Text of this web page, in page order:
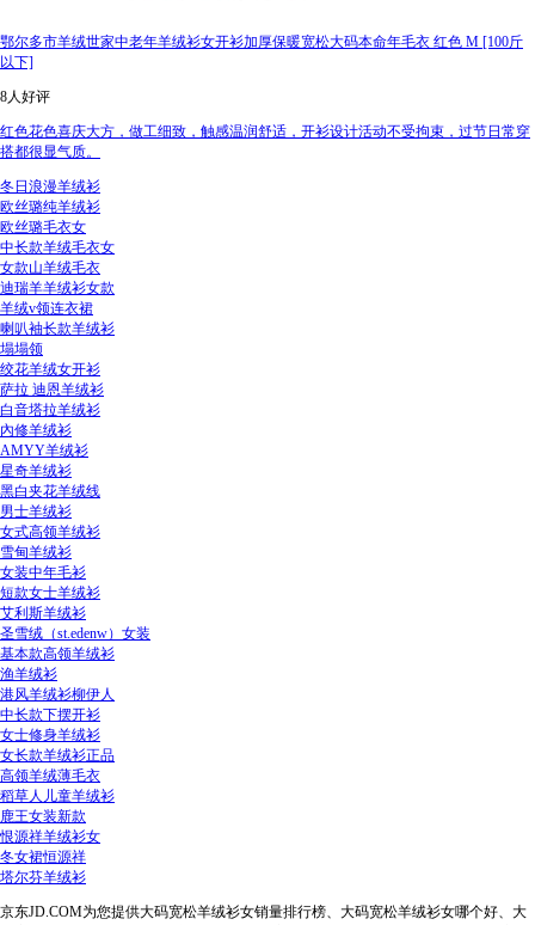
鄂尔多市羊绒世家中老年羊绒衫女开衫加厚保暖宽松大码本命年毛衣 红色 M [100斤
以下]
8人好评
红色花色喜庆大方，做工细致，触感温润舒适，开衫设计活动不受拘束，过节日常穿
搭都很显气质。
冬日浪漫羊绒衫
欧丝璐纯羊绒衫
欧丝璐毛衣女
中长款羊绒毛衣女
女款山羊绒毛衣
迪瑞羊羊绒衫女款
羊绒v领连衣裙
喇叭袖长款羊绒衫
塌塌领
绞花羊绒女开衫
萨拉 迪恩羊绒衫
白音塔拉羊绒衫
內修羊绒衫
AMYY羊绒衫
星奇羊绒衫
黑白夹花羊绒线
男士羊绒衫
女式高领羊绒衫
雪甸羊绒衫
女装中年毛衫
短款女士羊绒衫
艾利斯羊绒衫
圣雪绒（st.edenw）女装
基本款高领羊绒衫
渔羊绒衫
港风羊绒衫柳伊人
中长款下摆开衫
女士修身羊绒衫
女长款羊绒衫正品
高领羊绒薄毛衣
稻草人儿童羊绒衫
鹿王女装新款
恨源祥羊绒衫女
冬女裙恒源祥
塔尔芬羊绒衫
京东JD.COM为您提供大码宽松羊绒衫女销量排行榜、大码宽松羊绒衫女哪个好、大